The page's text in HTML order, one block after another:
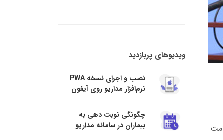
ویدیوهای پربازدید
نصب و اجرای نسخه PWA
نرم‌افزار مداریو روی آیفون
چگونگی نوبت دهی به
بیماران در سامانه مداریو